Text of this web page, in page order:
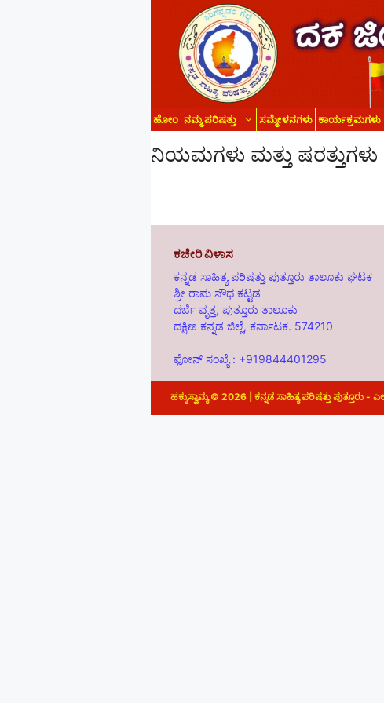
ಹೋಂ ನಮ್ಮ ಪರಿಷತ್ತು ಸಮ್ಮೇಳನಗಳು ಕಾರ್ಯಕ್ರಮಗಳು
ನಿಯಮಗಳು ಮತ್ತು ಷರತ್ತುಗಳು
ಕಚೇರಿ ವಿಳಾಸ
ಕನ್ನಡ ಸಾಹಿತ್ಯ ಪರಿಷತ್ತು ಪುತ್ತೂರು ತಾಲೂಕು ಘಟಕ
ಶ್ರೀ ರಾಮ ಸೌಧ ಕಟ್ಟಡ
ದರ್ಬೆ ವೃತ್ತ, ಪುತ್ತೂರು ತಾಲೂಕು
ದಕ್ಷಿಣ ಕನ್ನಡ ಜಿಲ್ಲೆ, ಕರ್ನಾಟಕ. 574210
ಫೋನ್ ಸಂಖ್ಯೆ : +919844401295
ಹಕ್ಕುಸ್ವಾಮ್ಯ © 2026 | ಕನ್ನಡ ಸಾಹಿತ್ಯ ಪರಿಷತ್ತು ಪುತ್ತೂರು -